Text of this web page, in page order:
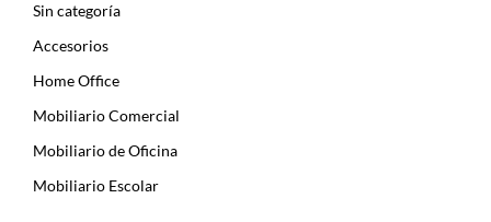
Sin categoría
Accesorios
Home Office
Mobiliario Comercial
Mobiliario de Oficina
Mobiliario Escolar